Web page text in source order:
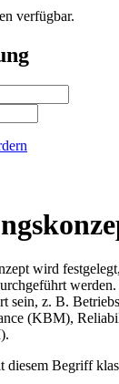
verfügbar.
wird
sein, z. B.
(KBM),
diesem Begriff